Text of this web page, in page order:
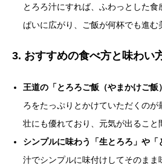
とろろ汁にすれば、ふわっとした食
ぱいに広がり、ご飯が何杯でも進む
3. おすすめの食べ方と味わい
王道の「とろろご飯（やまかけご飯
ろをたっぷりとかけていただくのが
壮にも優れており、元気が出ること
シンプルに味わう「生とろろ」や「
汁でシンプルに味付けしてそのまま